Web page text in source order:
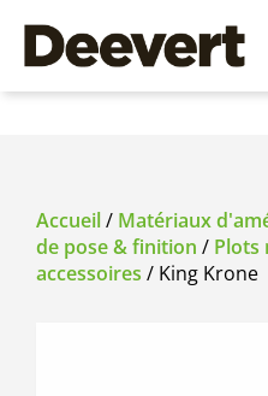
Accueil/ Matériaux
de pose & finition / Plots
accessoires / King Krone